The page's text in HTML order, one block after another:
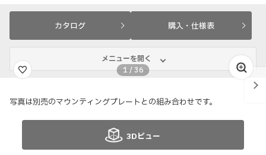
カタログ 購入・仕様表
メニューを開く
1 /36
写真は別売のマウンティングプレートとの組み合わせです。
3Dビュー